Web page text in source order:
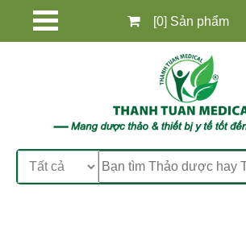
[0] Sản phẩm